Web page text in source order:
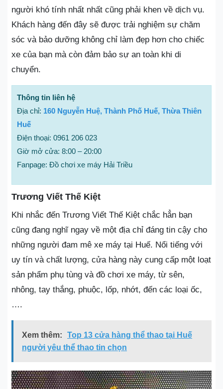
người khó tính nhất nhất cũng phải khen về dịch vụ.
Khách hàng đến đây sẽ được trải nghiệm sự chăm
sóc và bảo dưỡng không chỉ làm đẹp hơn cho chiếc
xe của bạn mà còn đảm bảo sự an toàn khi di
chuyển.
Thông tin liên hệ
Địa chỉ: 160 Nguyễn Huệ, Thành Phố Huế, Thừa Thiên
Huế
Điện thoại: 0961 206 023
Giờ mở cửa: 8:00 – 20:00
Fanpage: Đồ chơi xe máy Hải Triều
Trương Viết Thế Kiệt
Khi nhắc đến Trương Viết Thế Kiệt chắc hẳn bạn
cũng đang nghĩ ngay về một địa chỉ đáng tin cậy cho
những người đam mê xe máy tại Huế. Nổi tiếng với
uy tín và chất lượng, cửa hàng này cung cấp một loạt
sản phẩm phụ tùng và đồ chơi xe máy, từ sên,
nhông, tay thắng, phuộc, lốp, nhớt, đến các loại ốc,
….
Xem thêm:
Top 13 cửa hàng thể thao tại Huế
người yêu thể thao tin chọn